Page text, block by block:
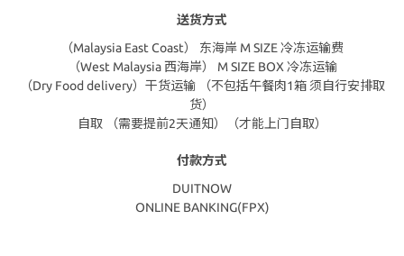
送货方式
（Malaysia East Coast） 东海岸 M SIZE 冷冻运输费
（West Malaysia 西海岸） M SIZE BOX 冷冻运输
（Dry Food delivery）干货运输 （不包括午餐肉1箱 须自行安排取
货）
自取 （需要提前2天通知）（才能上门自取）
付款方式
DUITNOW
ONLINE BANKING(FPX)